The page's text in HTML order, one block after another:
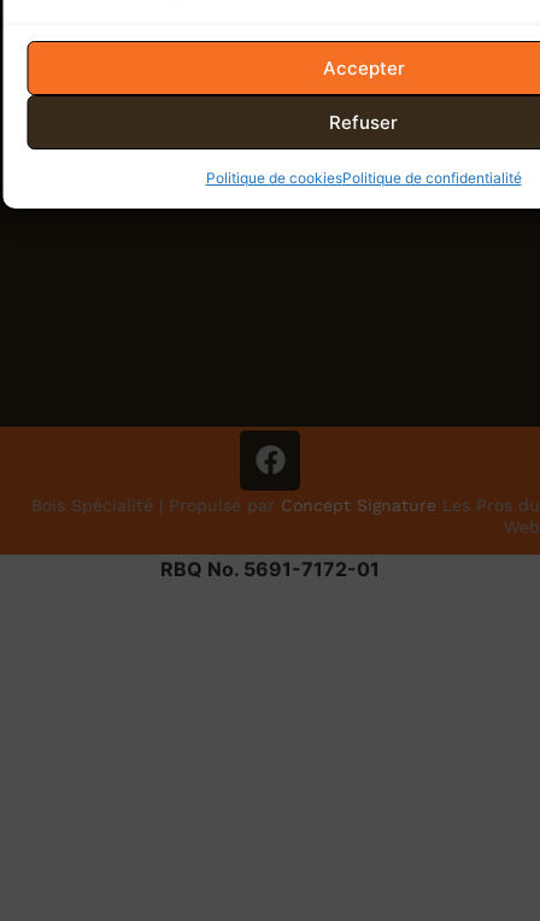
Accepter
Refuser
Politique de cookiesPolitique de confidentialité
Bois Spécialité | Propulsé par Concept Signature Les Pros du
Web
RBQ No. 5691-7172-01